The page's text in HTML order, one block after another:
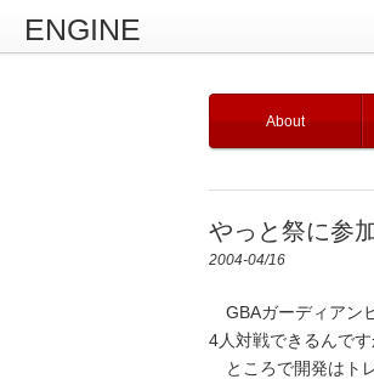
ENGINE
About
やっと祭に参
2004-04/16
GBAガーディアン
4人対戦できるんで
ところで開発はト